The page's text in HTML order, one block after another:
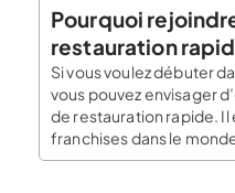
Pourquoi
restauration
Si vous voulez débuter
vous pouvez envisager
de restauration rapide.
franchises dans le
idée séduit énormément